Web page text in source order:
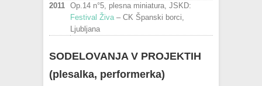
2011 Op.14 n°5, plesna miniatura, JSKD:
Festival Živa – CK Španski borci,
Ljubljana
SODELOVANJA V PROJEKTIH
(plesalka, performerka)